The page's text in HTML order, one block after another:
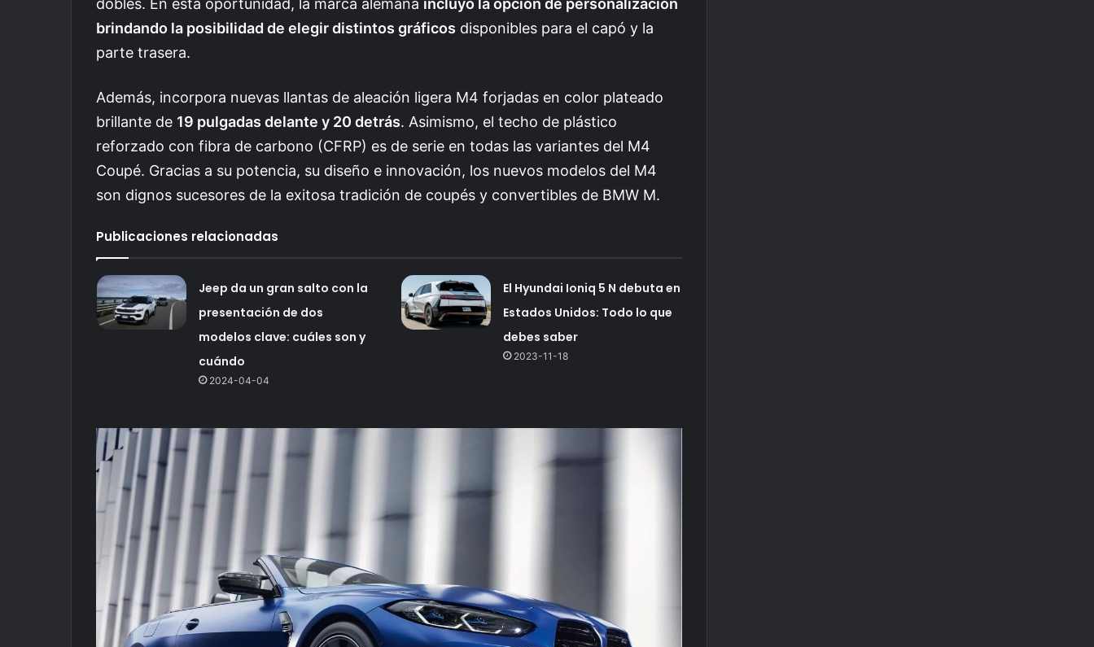
brindando la posibilidad de elegir distintos gráficos disponibles para el capó y la
parte trasera.
Además, incorpora nuevas llantas de aleación ligera M4 forjadas en color plateado
brillante de 19 pulgadas delante y 20 detrás. Asimismo, el techo de plástico
reforzado con fibra de carbono (CFRP) es de serie en todas las variantes del M4
Coupé. Gracias a su potencia, su diseño e innovación, los nuevos modelos del M4
son dignos sucesores de la exitosa tradición de coupés y convertibles de BMW M.
Publicaciones relacionadas
Jeep da un gran salto con la
presentación de dos
modelos clave: cuáles son y
cuándo
2024-04-04
El Hyundai Ioniq 5 N debuta en
Estados Unidos: Todo lo que
debes saber
2023-11-18